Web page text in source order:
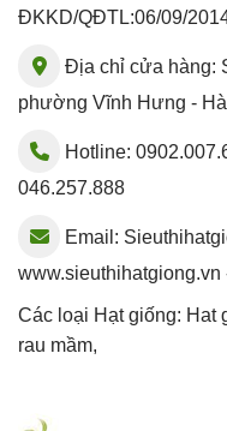
ĐKKD/QĐTL:06/09/
Địa chỉ cửa hàng:
phường Vĩnh Hưng -
Hotline:
046.257.888
Email:
www.sieuthihatgiong.vn
Các loại Hạt giống: Hat
rau mầm,